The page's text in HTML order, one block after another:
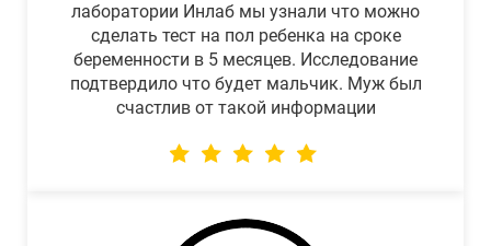
лаборатории Инлаб мы узнали что можно
сделать тест на пол ребенка на сроке
беременности в 5 месяцев. Исследование
подтвердило что будет мальчик. Муж был
счастлив от такой информации